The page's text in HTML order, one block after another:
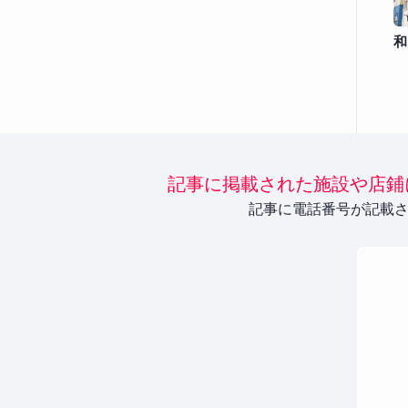
記事に掲載された施設や店鋪
記事に電話番号が記載